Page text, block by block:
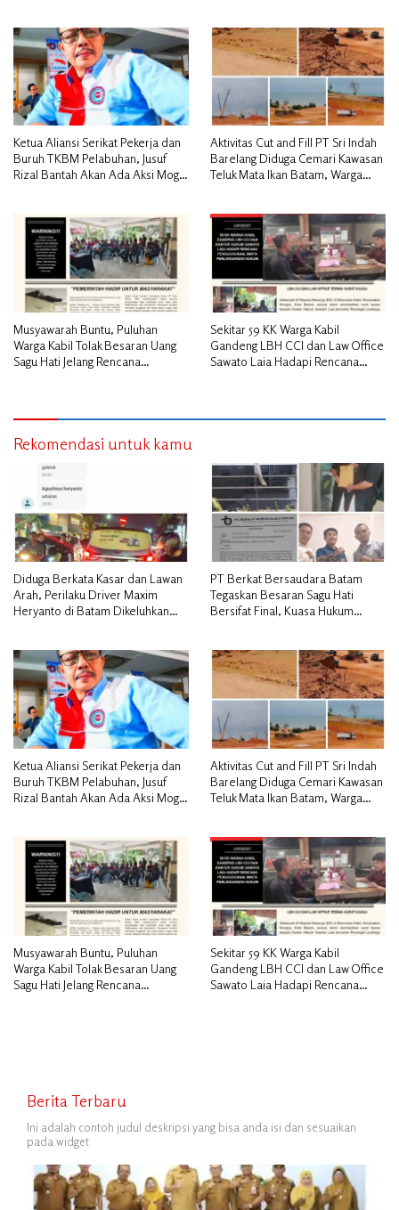
Ketua Aliansi Serikat Pekerja dan
Buruh TKBM Pelabuhan, Jusuf
Rizal Bantah Akan Ada Aksi Mogol
Aktivitas Cut and Fill PT Sri Indah
Barelang Diduga Cemari Kawasan
Teluk Mata Ikan Batam, Warga
Musyawarah Buntu, Puluhan
Warga Kabil Tolak Besaran Uang
Sagu Hati Jelang Rencana
Sekitar 59 KK Warga Kabil
Gandeng LBH CCI dan Law Office
Sawato Laia Hadapi Rencana
Rekomendasi untuk kamu
Diduga Berkata Kasar dan Lawan
Arah, Perilaku Driver Maxim
Heryanto di Batam Dikeluhkan
PT Berkat Bersaudara Batam
Tegaskan Besaran Sagu Hati
Bersifat Final, Kuasa Hukum
Ketua Aliansi Serikat Pekerja dan
Buruh TKBM Pelabuhan, Jusuf
Rizal Bantah Akan Ada Aksi Mogol
Aktivitas Cut and Fill PT Sri Indah
Barelang Diduga Cemari Kawasan
Teluk Mata Ikan Batam, Warga
Musyawarah Buntu, Puluhan
Warga Kabil Tolak Besaran Uang
Sagu Hati Jelang Rencana
Sekitar 59 KK Warga Kabil
Gandeng LBH CCI dan Law Office
Sawato Laia Hadapi Rencana
Berita Terbaru
Ini adalah contoh judul deskripsi yang bisa anda isi dan sesuaikan
pada widget